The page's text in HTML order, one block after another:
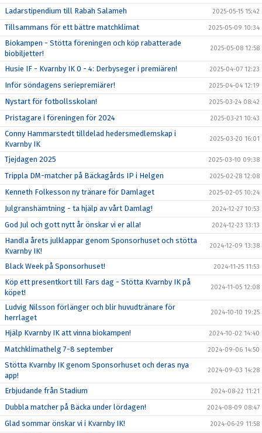
Ladarstipendium till Rabah Salameh 2025-05-15 15:42
Tillsammans för ett bättre matchklimat 2025-05-09 10:34
Biokampen - Stötta föreningen och köp rabatterade
biobiljetter!
2025-05-08 12:58
Husie IF - Kvarnby IK 0 - 4: Derbyseger i premiären! 2025-04-07 12:23
Inför söndagens seriepremiärer! 2025-04-04 12:19
Nystart för fotbollsskolan! 2025-03-24 08:42
Pristagare i föreningen för 2024 2025-03-21 10:43
Conny Hammarstedt tilldelad hedersmedlemskap i
Kvarnby IK
2025-03-20 16:01
Tjejdagen 2025 2025-03-10 09:38
Trippla DM-matcher på Bäckagårds IP i Helgen 2025-02-28 12:08
Kenneth Folkesson ny tränare för Damlaget 2025-02-05 10:24
Julgranshämtning - ta hjälp av vårt Damlag! 2024-12-27 10:53
God Jul och gott nytt år önskar vi er alla! 2024-12-23 13:13
Handla årets julklappar genom Sponsorhuset och stötta
Kvarnby IK!
2024-12-09 13:38
Black Week på Sponsorhuset! 2024-11-25 11:53
Köp ett presentkort till Fars dag - Stötta Kvarnby IK på
köpet!
2024-11-05 12:08
Ludvig Nilsson förlänger och blir huvudtränare för
herrlaget
2024-10-10 19:25
Hjälp Kvarnby IK att vinna biokampen! 2024-10-02 14:40
Matchklimathelg 7-8 september 2024-09-06 14:50
Stötta Kvarnby IK genom Sponsorhuset och deras nya
app!
2024-09-03 14:28
Erbjudande från Stadium 2024-08-22 11:21
Dubbla matcher på Bäcka under lördagen! 2024-08-09 08:47
Glad sommar önskar vi i Kvarnby IK! 2024-06-29 11:58